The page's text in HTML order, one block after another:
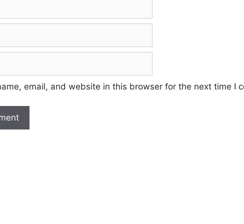
email, and website in this browser for the next time I